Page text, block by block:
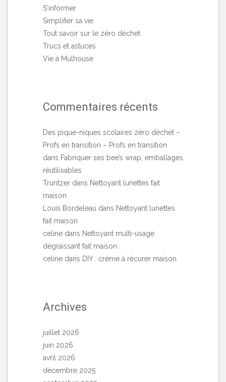
S'informer
Simplifier sa vie
Tout savoir sur le zéro déchet
Trucs et astuces
Vie à Mulhouse
Commentaires récents
Des pique-niques scolaires zéro déchet –
Profs en transition – Profs en transition
dans Fabriquer ses bee’s wrap, emballages
réutilisables
Truntzer dans Nettoyant lunettes fait
maison
Louis Bordeleau dans Nettoyant lunettes
fait maison
celine dans Nettoyant multi-usage
dégraissant fait maison
celine dans DIY : crème à récurer maison
Archives
juillet 2026
juin 2026
avril 2026
décembre 2025